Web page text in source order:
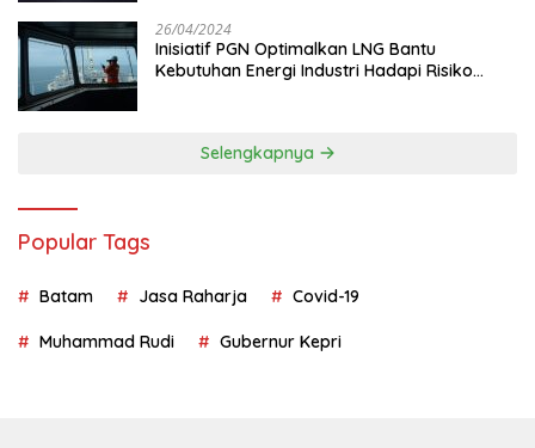
26/04/2024
Inisiatif PGN Optimalkan LNG Bantu
Kebutuhan Energi Industri Hadapi Risiko
Selengkapnya
Popular Tags
Batam Jasa Raharja Covid-19
Muhammad Rudi Gubernur Kepri